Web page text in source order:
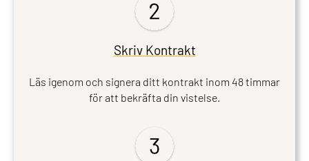
Skriv Kontrakt
Läs igenom och signera ditt kontrakt inom 48 timmar
för att bekräfta din vistelse.